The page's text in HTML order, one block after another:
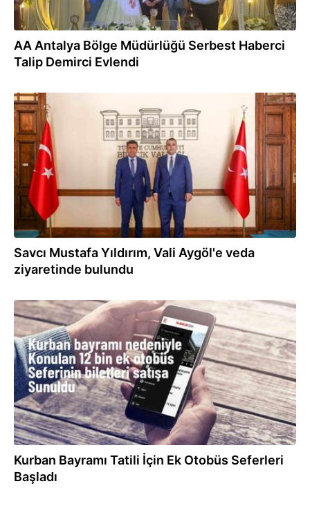
AA Antalya Bölge Müdürlüğü Serbest Haberci
Talip Demirci Evlendi
07.07.2024
Savcı Mustafa Yıldırım, Vali Aygöl'e veda
ziyaretinde bulundu
05.06.2024
Kurban Bayramı Tatili İçin Ek Otobüs Seferleri
Başladı